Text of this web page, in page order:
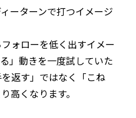
ーターンで打つイメージ
ォローを低く出すイメー
」動きを一度試していた
返す」ではなく「こね
高くなります。